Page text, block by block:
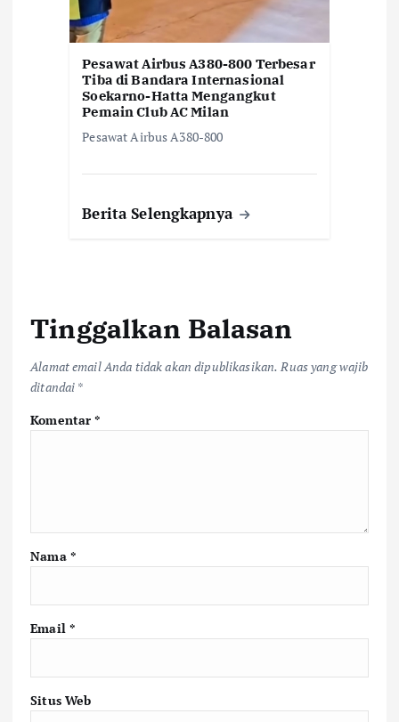
Pesawat Airbus A380-800 Terbesar
Tiba di Bandara Internasional
Soekarno-Hatta Mengangkut
Pemain Club AC Milan
Pesawat Airbus A380-800
Berita Selengkapnya
Tinggalkan Balasan
Alamat email Anda tidak akan dipublikasikan. Ruas yang wajib
ditandai *
Komentar*
Nama *
Email *
Situs Web